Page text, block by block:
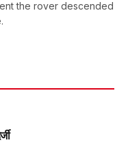
the rover descended